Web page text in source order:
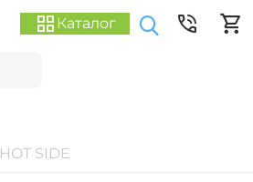
Каталог
HOT SIDE